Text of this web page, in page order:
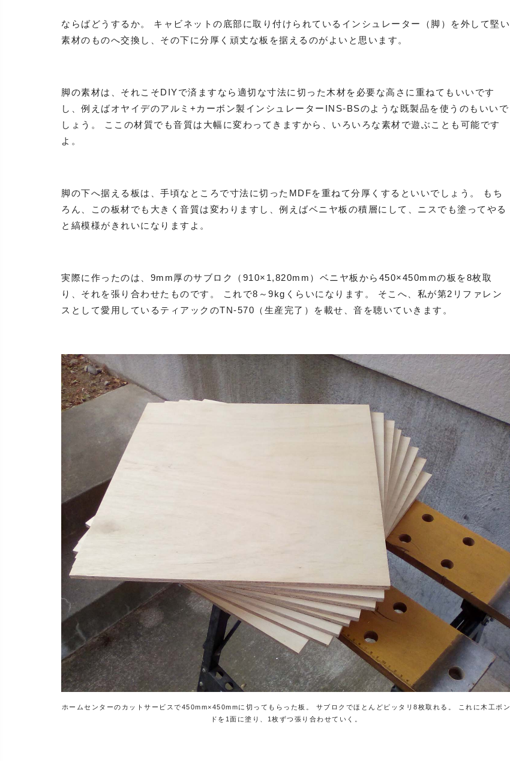
ならばどうするか。 キャビネットの底部に取り付けられているインシュレーター（脚）を外して堅い
素材のものへ交換し、その下に分厚く頑丈な板を据えるのがよいと思います。
脚の素材は、それこそDIYで済ますなら適切な寸法に切った木材を必要な高さに重ねてもいいです
し、例えばオヤイデのアルミ+カーボン製インシュレーターINS-BSのような既製品を使うのもいいで
しょう。 ここの材質でも音質は大幅に変わってきますから、いろいろな素材で遊ぶことも可能です
よ。
脚の下へ据える板は、手頃なところで寸法に切ったMDFを重ねて分厚くするといいでしょう。 もち
ろん、この板材でも大きく音質は変わりますし、例えばベニヤ板の積層にして、ニスでも塗ってやる
と縞模様がきれいになりますよ。
実際に作ったのは、9mm厚のサブロク（910×1,820mm）ベニヤ板から450×450mmの板を8枚取
り、それを張り合わせたものです。 これで8～9kgくらいになります。 そこへ、私が第2リファレン
スとして愛用しているティアックのTN-570（生産完了）を載せ、音を聴いていきます。
ホームセンターのカットサービスで450mm×450mmに切ってもらった板。 サブロクでほとんどピッタリ8枚取れる。 これに木工ボン
ドを1面に塗り、1枚ずつ張り合わせていく。